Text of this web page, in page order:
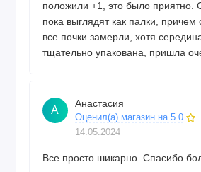
положили +1, это было приятно.
пока выглядят как палки, причем
все почки замерли, хотя
тщательно упакована, пришла
А
Анастасия
Оценил(а) магазин на 5.0
14.05.2024
Все просто шикарно. Спасибо